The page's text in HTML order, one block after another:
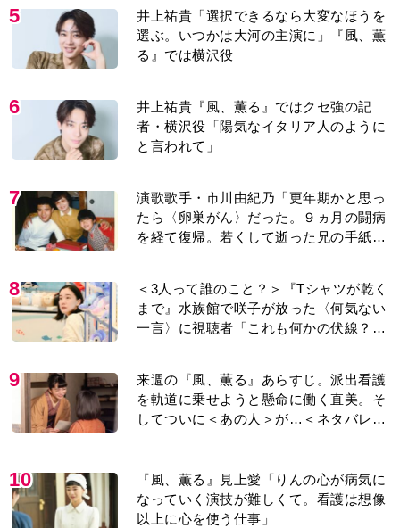
5
井上祐貴「選択できるなら大変なほうを
選ぶ。いつかは大河の主演に」『風、薫
る』では横沢役
6
井上祐貴『風、薫る』ではクセ強の記
者・横沢役「陽気なイタリア人のように
と言われて」
7
演歌歌手・市川由紀乃「更年期かと思っ
たら〈卵巣がん〉だった。９ヵ月の闘病
を経て復帰。若くして逝った兄の手紙を
8
＜3人って誰のこと？＞『Tシャツが乾く
まで』水族館で咲子が放った〈何気ない
一言〉に視聴者「これも何かの伏線？」
9
来週の『風、薫る』あらすじ。派出看護
を軌道に乗せようと懸命に働く直美。そ
してついに＜あの人＞が…＜ネタバレあ
10
『風、薫る』見上愛「りんの心が病気に
なっていく演技が難しくて。看護は想像
以上に心を使う仕事」